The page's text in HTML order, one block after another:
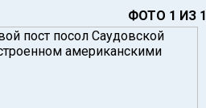
ФОТО 1 ИЗ 1